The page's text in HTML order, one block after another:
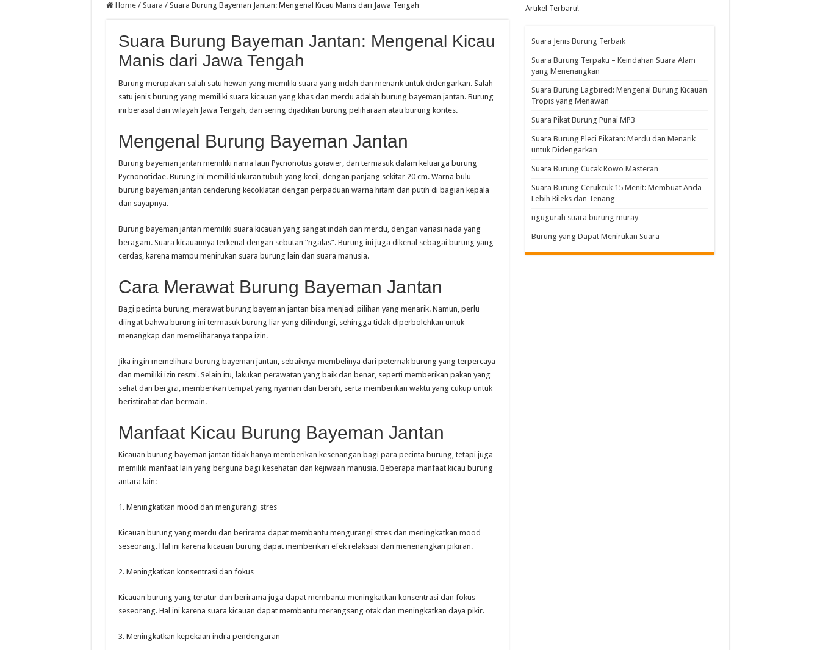
Home / Suara / Suara Burung Bayeman Jantan: Mengenal Kicau Manis dari Jawa Tengah
Suara Burung Bayeman Jantan: Mengenal Kicau
Manis dari Jawa Tengah
Burung merupakan salah satu hewan yang memiliki suara yang indah dan menarik untuk didengarkan. Salah
satu jenis burung yang memiliki suara kicauan yang khas dan merdu adalah burung bayeman jantan. Burung
ini berasal dari wilayah Jawa Tengah, dan sering dijadikan burung peliharaan atau burung kontes.
Mengenal Burung Bayeman Jantan
Burung bayeman jantan memiliki nama latin Pycnonotus goiavier, dan termasuk dalam keluarga burung
Pycnonotidae. Burung ini memiliki ukuran tubuh yang kecil, dengan panjang sekitar 20 cm. Warna bulu
burung bayeman jantan cenderung kecoklatan dengan perpaduan warna hitam dan putih di bagian kepala
dan sayapnya.
Burung bayeman jantan memiliki suara kicauan yang sangat indah dan merdu, dengan variasi nada yang
beragam. Suara kicauannya terkenal dengan sebutan “ngalas”. Burung ini juga dikenal sebagai burung yang
cerdas, karena mampu menirukan suara burung lain dan suara manusia.
Cara Merawat Burung Bayeman Jantan
Bagi pecinta burung, merawat burung bayeman jantan bisa menjadi pilihan yang menarik. Namun, perlu
diingat bahwa burung ini termasuk burung liar yang dilindungi, sehingga tidak diperbolehkan untuk
menangkap dan memeliharanya tanpa izin.
Jika ingin memelihara burung bayeman jantan, sebaiknya membelinya dari peternak burung yang terpercaya
dan memiliki izin resmi. Selain itu, lakukan perawatan yang baik dan benar, seperti memberikan pakan yang
sehat dan bergizi, memberikan tempat yang nyaman dan bersih, serta memberikan waktu yang cukup untuk
beristirahat dan bermain.
Manfaat Kicau Burung Bayeman Jantan
Kicauan burung bayeman jantan tidak hanya memberikan kesenangan bagi para pecinta burung, tetapi juga
memiliki manfaat lain yang berguna bagi kesehatan dan kejiwaan manusia. Beberapa manfaat kicau burung
antara lain:
1. Meningkatkan mood dan mengurangi stres
Kicauan burung yang merdu dan berirama dapat membantu mengurangi stres dan meningkatkan mood
seseorang. Hal ini karena kicauan burung dapat memberikan efek relaksasi dan menenangkan pikiran.
2. Meningkatkan konsentrasi dan fokus
Kicauan burung yang teratur dan berirama juga dapat membantu meningkatkan konsentrasi dan fokus
seseorang. Hal ini karena suara kicauan dapat membantu merangsang otak dan meningkatkan daya pikir.
3. Meningkatkan kepekaan indra pendengaran
Artikel Terbaru!
Suara Jenis Burung Terbaik
Suara Burung Terpaku – Keindahan Suara Alam
yang Menenangkan
Suara Burung Lagbired: Mengenal Burung Kicauan
Tropis yang Menawan
Suara Pikat Burung Punai MP3
Suara Burung Pleci Pikatan: Merdu dan Menarik
untuk Didengarkan
Suara Burung Cucak Rowo Masteran
Suara Burung Cerukcuk 15 Menit: Membuat Anda
Lebih Rileks dan Tenang
ngugurah suara burung muray
Burung yang Dapat Menirukan Suara